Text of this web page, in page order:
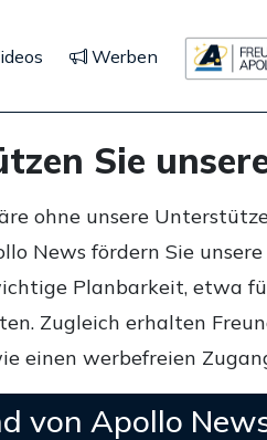
Werben
Sie
ohne unsere
News fördern Sie
Planbarkeit, etwa
Zugleich erhalten
einen werbefreien
von Apollo